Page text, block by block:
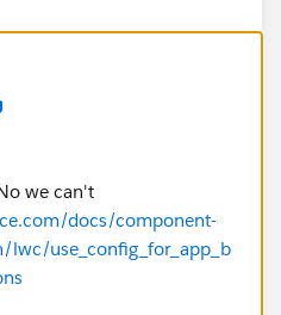
we can't
docs/component-
use_config_for_app_b